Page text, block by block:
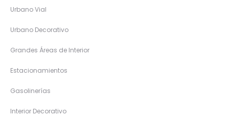
Urbano Vial
Urbano Decorativo
Grandes Áreas de Interior
Estacionamientos
Gasolinerías
Interior Decorativo